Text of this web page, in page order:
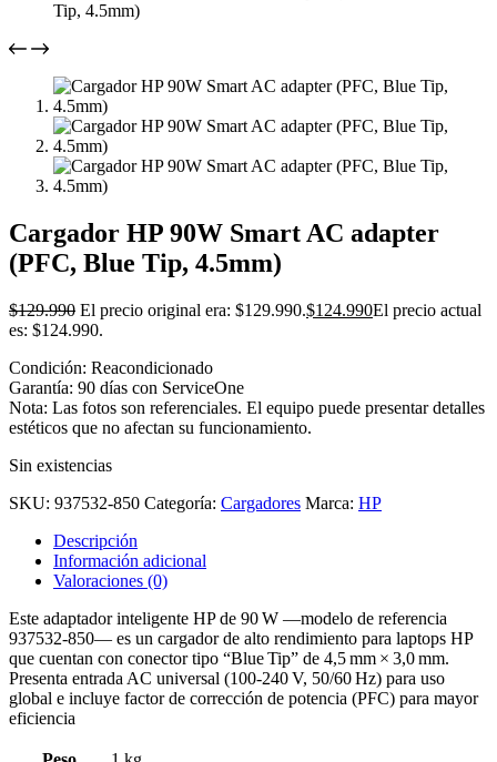
Cargador HP 90W Smart AC adapter
(PFC, Blue Tip, 4.5mm)
$129.990 El precio original era: $129.990.$124.990El precio actual
es: $124.990.
Condición: Reacondicionado
Garantía: 90 días con ServiceOne
Nota: Las fotos son referenciales. El equipo puede presentar detalles
estéticos que no afectan su funcionamiento.
Sin existencias
SKU: 937532-850 Categoría: Cargadores Marca: HP
Descripción
Información adicional
Valoraciones (0)
Este adaptador inteligente HP de 90 W —modelo de referencia
937532‑850— es un cargador de alto rendimiento para laptops HP
que cuentan con conector tipo “Blue Tip” de 4,5 mm × 3,0 mm.
Presenta entrada AC universal (100‑240 V, 50/60 Hz) para uso
global e incluye factor de corrección de potencia (PFC) para mayor
eficiencia